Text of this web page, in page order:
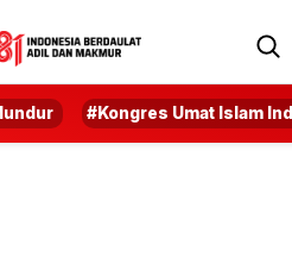
#Kongres Umat Islam